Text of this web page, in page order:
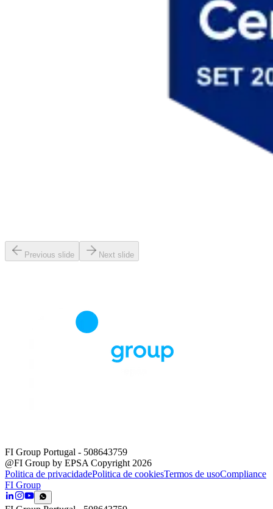
Previous slide Next slide
FI Group Portugal - 508643759
@FI Group by EPSA Copyright 2026
Politica de privacidadePolitica de cookiesTermos de usoCompliance
FI Group